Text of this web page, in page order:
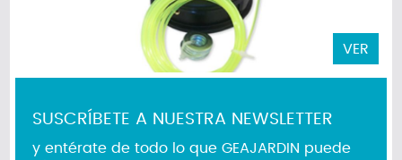
VER
SUSCRÍBETE A NUESTRA NEWSLETTER
y entérate de todo lo que GEAJARDIN puede